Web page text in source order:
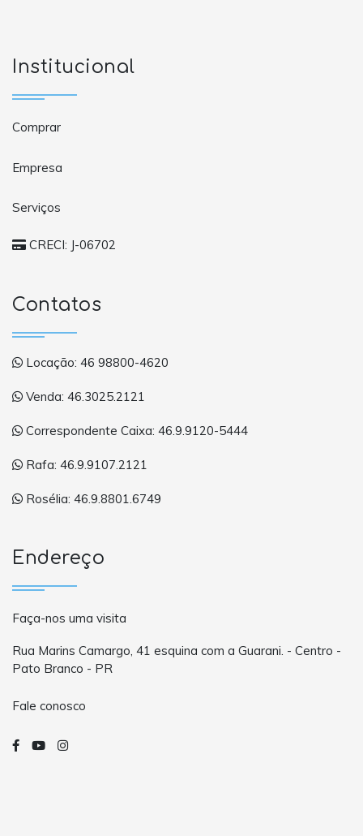
Institucional
Comprar
Empresa
Serviços
CRECI: J-06702
Contatos
Locação: 46 98800-4620
Venda: 46.3025.2121
Correspondente Caixa: 46.9.9120-5444
Rafa: 46.9.9107.2121
Rosélia: 46.9.8801.6749
Endereço
Faça-nos uma visita
Rua Marins Camargo, 41 esquina com a Guarani. - Centro -
Pato Branco - PR
Fale conosco